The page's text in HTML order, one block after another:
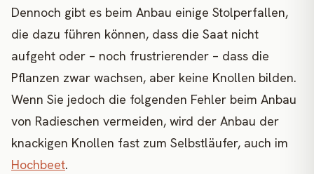
Dennoch gibt es beim Anbau einige Stolperfallen,
die dazu führen können, dass die Saat nicht
aufgeht oder – noch frustrierender – dass die
Pflanzen zwar wachsen, aber keine Knollen bilden.
Wenn Sie jedoch die folgenden Fehler beim Anbau
von Radieschen vermeiden, wird der Anbau der
knackigen Knollen fast zum Selbstläufer, auch im
Hochbeet.